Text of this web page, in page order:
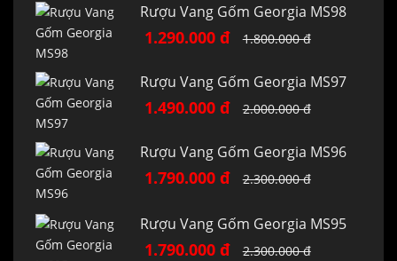
Rượu Vang Gốm Georgia MS98
1.290.000 đ 1.800.000 đ
Rượu Vang Gốm Georgia MS97
1.490.000 đ 2.000.000 đ
Rượu Vang Gốm Georgia MS96
1.790.000 đ 2.300.000 đ
Rượu Vang Gốm Georgia MS95
1.790.000 đ 2.300.000 đ